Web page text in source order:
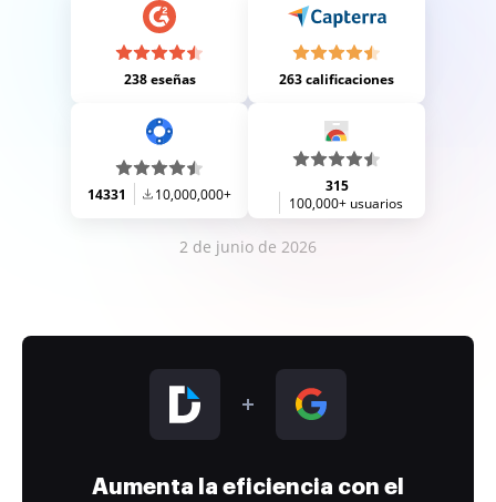
238 eseñas 263 calificaciones
14331 10,000,000+
315
100,000+ usuarios
2 de junio de 2026
Aumenta la eficiencia con el